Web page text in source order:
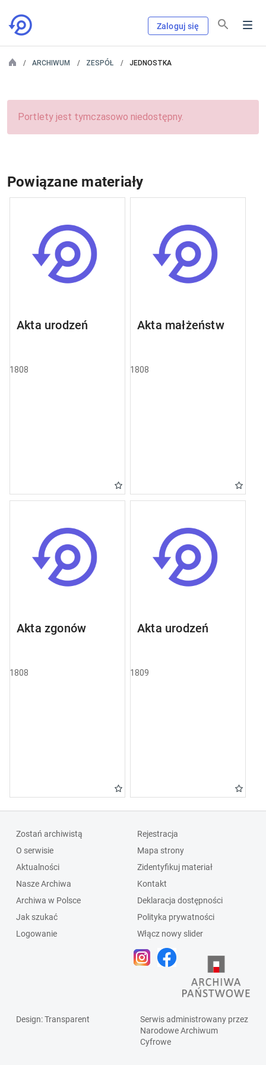
Zaloguj się
ARCHIWUM ZESPÓŁ JEDNOSTKA
Portlety jest tymczasowo niedostępny.
Powiązane materiały
Akta urodzeń
1808
Akta małżeństw
1808
Akta zgonów
1808
Akta urodzeń
1809
Zostań archiwistą
O serwisie
Aktualności
Nasze Archiwa
Archiwa w Polsce
Jak szukać
Logowanie
Rejestracja
Mapa strony
Zidentyfikuj materiał
Kontakt
Deklaracja dostępności
Polityka prywatności
Włącz nowy slider
Design: Transparent
Serwis administrowany przez
Narodowe Archiwum
Cyfrowe